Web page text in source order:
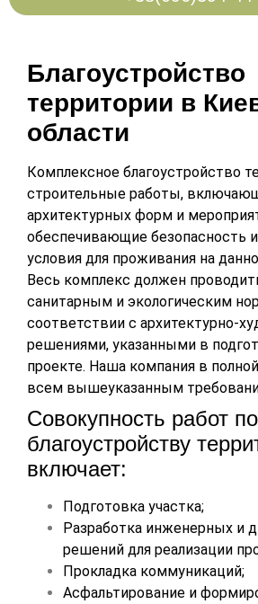
Благоустройство
территории в
области
Комплексное благоустройство
строительные работы,
архитектурных форм и
обеспечивающие безопасность
условия для проживания на
Весь комплекс должен
санитарным и экологическим
соответствии с архитектурно-
решениями, указанными в
проекте. Наша компания в
всем вышеуказанным
Совокупность работ по
благоустройству
включает:
Подготовка участка;
Разработка инженерных и
решений для реализации
Прокладка коммуникаций;
Асфальтирование и